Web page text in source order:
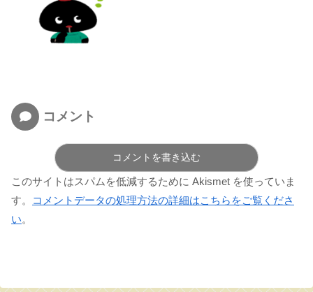
コメント
コメントを書き込む
このサイトはスパムを低減するために Akismet を使っていま
す。
コメントデータの処理方法の詳細はこちらをご覧くださ
い。